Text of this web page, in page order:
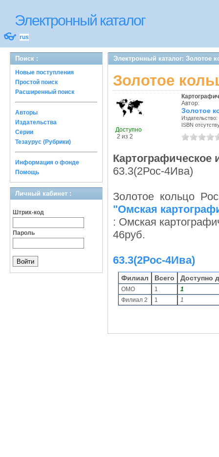
Электронный каталог
👓 rus
Поиск :
Новые поступления
Простой поиск
Расширенный поиск
Авторы
Издательства
Серии
Тезаурус (Рубрики)
Информация о фонде
Помощь
Личный кабинет :
Штрих-код
Пароль
Электронный каталог: Золотое
Золотое
Доступно
2 из 2
Автор:
Золотое
Издательство:
ISBN
Картографическое
63.3(2Рос-4Ива)
Золотое кольцо
"Омская
: Омская
46руб.
63.3(2Рос-4Ива)
Филиал Всего Доступно
ОМО 1
1
Филиал 2
1 1